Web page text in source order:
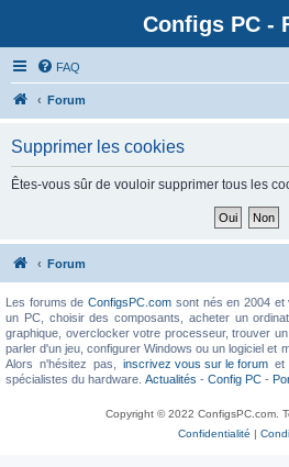
Configs PC -
FAQ
Forum
Supprimer les cookies
Êtes-vous sûr de vouloir supprimer tous les
Forum
Les forums deConfigsPC.com sont nés en 2004 et
un PC, choisir des composants, acheter un
graphique, overclocker votre processeur, trouver
parler d'un jeu, configurer Windows ou un logiciel et
Alors n'hésitez pas, inscrivez vous sur le forumet
spécialistes du hardware. Actualités - Config PC -
Copyright © 2022 ConfigsPC.com.
Confidentialité |